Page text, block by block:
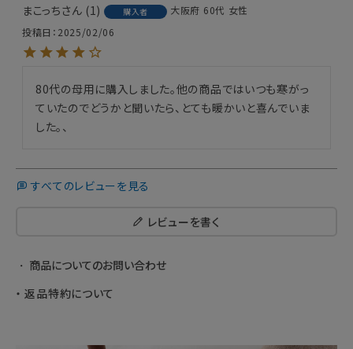
まこっち 1 購入者 大阪府 60代 女性
投稿日
2025/02/06
80代の母用に購入しました。他の商品ではいつも寒がっ
ていたのでどうかと聞いたら、とても暖かいと喜んでいま
した。、
すべてのレビューを見る
レビューを書く
商品についてのお問い合わせ
返品特約について